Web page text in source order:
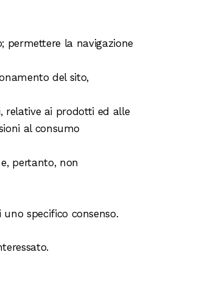
permettere la navigazione
del sito,
relative ai prodotti ed alle
al consumo
pertanto, non
specifico consenso.